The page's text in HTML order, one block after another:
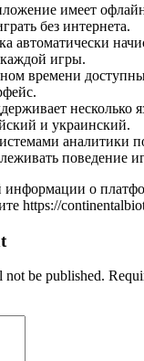
имеет
без интернета.
автоматически
игры.
времени
несколько
и украинский.
аналитики
поведение
информации о
https://
be published.